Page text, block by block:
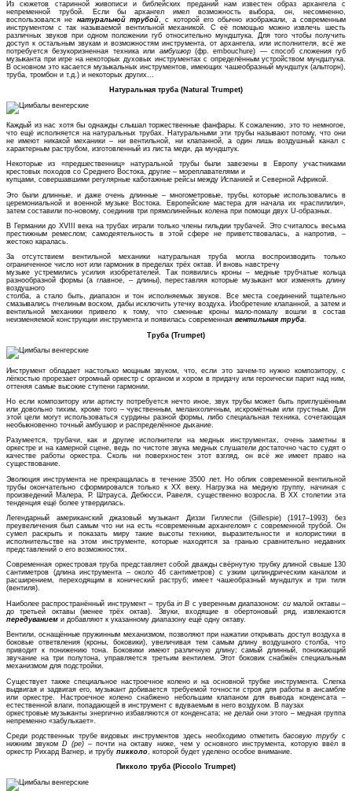
Из сюжетов старинной живописи и библейских преданий нам известен образ архангела с
непременной трубой. Если бы архангел имел возможность выбора, он, несомненно,
воспользовался не натуральной трубой, с которой его обычно изображали, а современным
инструментом с так называемой вентильной механикой. С её помощью можно извлечь шесть
различных звуков при одном положении губ относительно мундштука. Для того чтобы получить
доступ к остальным звукам и возможностям инструмента, от архангела, или исполнителя, всё же
потребуется безукоризненная техника или амбушюр(фр. embouchure) — способ сложения губ
музыканта при игре на некоторых духовых инструментах с определённым устройством мундштука.
В основном это касается музыкальных инструментов, имеющих чашеобразный мундштук (альтгорн),
труба, тромбон и т.д.) и некоторых других...
Натуральная труба (Natural Trumpet)
Каждый из нас хотя бы однажды слышал торжественные фанфары. К сожалению, это то немногое,
что ещё исполняется на натуральных трубах. Натуральными эти трубы называют потому, что они
не имеют никакой механики – ни вентильной, ни клапанной, а один лишь воздушный канал с
характерным раструбом, изготовленный из листа меди, да мундштук.
Некоторые из «предшественниц» натуральной трубы были завезены в Европу участниками
крестовых походов со Среднего Востока, другие – мореплавателями и
купцами, совершавшими регулярные каботажные рейсы между Испанией и Северной Африкой.
Это были длинные, и даже очень длинные – многометровые, трубы, которые использовались в
церемониальной и военной музыке Востока. Европейские мастера для начала их «распилили»,
затем составили по-новому, соединив три прямолинейных колена при помощи двух U-образных.
В Германии до XVIII века на трубах играли только члены гильдии трубачей. Это считалось весьма
престижным ремеслом; самодеятельность в этой сфере не приветствовалась, а напротив, –
жестоко каралась.
За отсутствием вентильной механики натуральная труба могла воспроизводить только
ограниченное число нот или гармоник в пределах трёх октав. И вновь навстречу
музыке устремились усилия изобретателей. Так появились кроны – медные трубчатые кольца
разнообразной формы (а главное, – длины), переставляя которые музыкант мог изменять длину
воздушного
столба, а стало быть, диапазон и тон исполняемых звуков. Все места соединений тщательно
смазывались пчелиным воском, дабы исключить утечку воздуха. Изобретение клапанной, а затем и
вентильной механики привело к тому, что сменные кроны мало-помалу вошли в состав
неизменяемой конструкции инструмента и появилась современная вентильная труба.
Труба (Trumpet)
Инструмент обладает настолько мощным звуком, что, если это зачем-то нужно композитору, с
лёгкостью прорезает огромный оркестр с органом и хором в придачу или героически парит над ним,
оттеняя самые высокие ступени гармонии.
Но если композитору или артисту потребуется нечто иное, звук трубы может быть приглушённым
или довольно тихим, кроме того – чувственным, меланхоличным, искромётным или грустным. Для
этой цели могут использоваться сурдины разной формы, либо специальная техника, сочетающая
необыкновенно точный амбушюр и распределённое дыхание.
Разумеется, трубачи, как и другие исполнители на медных инструментах, очень заметны в
оркестре и на камерной сцене, ведь по чистоте звука медных слушатели достаточно часто судят о
качестве работы оркестра. Сколь ни поверхностен этот взгляд, он всё же имеет право на
существование.
Эволюция инструмента не прекращалась в течение 3500 лет. Но облик современной вентильной
трубы окончательно сформировался только к XX веку. Нагрузка на медную группу, начиная с
произведений Малера, Р. Штрауса, Дебюсси, Равеля, существенно возросла. В XX столетии эта
тенденция ещё более утвердилась.
Легендарный американский джазовый музыкант Диззи Гиллеспи (Gillespie) (1917–1993) без
преувеличения был самым что ни на есть «современным архангелом» с современной трубой. Он
сумел раскрыть и показать миру такие высоты техники, выразительности и колористики в
исполнительстве на этом инструменте, которые находятся за гранью сравнительно недавних
представлений о его возможностях.
Современная оркестровая труба представляет собой дважды свёрнутую трубку длиной свыше 130
сантиметров (длина инструмента – около 46 сантиметров) с узким цилиндрическим каналом и
расширением, переходящим в конический раструб; имеет чашеобразный мундштук и три тиля
(вентиля).
Наиболее распространённый инструмент – труба in B с уверенным диапазоном: сималой октавы –
до третьей октавы (менее трёх октав). Звуки, входящие в обертоновый ряд, извлекаются
передуванием и добавляют к указанному диапазону ещё одну октаву.
Вентили, оснащённые пружинным механизмом, позволяют при нажатии открывать доступ воздуха в
боковые ответвления (кроны, боковики), увеличивая тем самым длину воздушного столба, что
приводит к понижению тона. Боковики имеют различную длину; самый длинный, понижающий
звучание на три полутона, управляется третьим вентилем. Этот боковик снабжён специальным
механизмом для подстройки.
Существует также специальное настроечное колено и на основной трубке инструмента. Слегка
выдвигая и задвигая его, музыкант добивается требуемой точности строя для работы в ансамбле
или оркестре. Настроечное колено снабжено небольшим клапаном для вывода конденсата –
естественной влаги, попадающей в инструмент с вдуваемым в него воздухом. В паузах
оркестровые музыканты энергично избавляются от конденсата; не делай они этого – медная группа
непременно «забулькает».
Среди родственных трубе видовых инструментов здесь необходимо отметитьбасовую трубу с
нижним звукомD (ре) – почти на октаву ниже, чем у основного инструмента, которую ввёл в
оркестр Рихард Вагнер, и трубу пикколо , которой будет уделено особое внимание.
Пикколо труба (Piccolo Trumpet)